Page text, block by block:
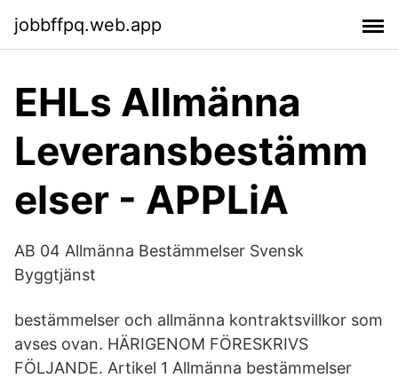
jobbffpq.web.app
EHLs Allmänna
Leveransbestämm
elser - APPLiA
AB 04 Allmänna Bestämmelser Svensk
Byggtjänst
bestämmelser och allmänna kontraktsvillkor som
avses ovan. HÄRIGENOM FÖRESKRIVS
FÖLJANDE. Artikel 1 Allmänna bestämmelser